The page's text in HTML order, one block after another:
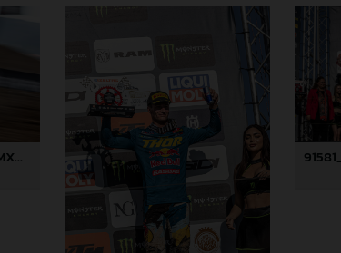
91579_Längenfelder_18_MXGP_Turkey_2024_22A2970